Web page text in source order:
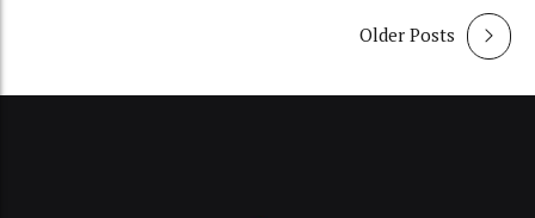
Older Posts